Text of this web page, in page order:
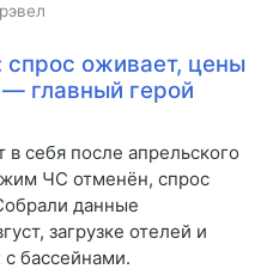
спрос оживает, цены
главный герой
себя после апрельского
ЧС отменён, спрос
данные
загрузке отелей и
бассейнами.